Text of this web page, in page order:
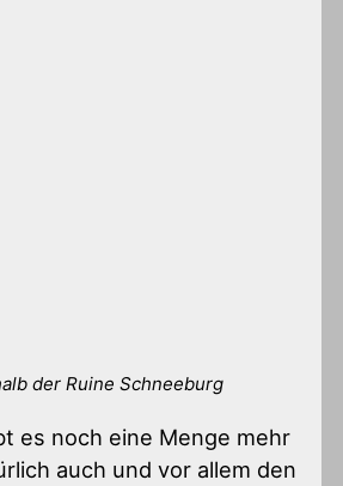
der Ruine Schneeburg
es noch eine Menge mehr
auch und vor allem den